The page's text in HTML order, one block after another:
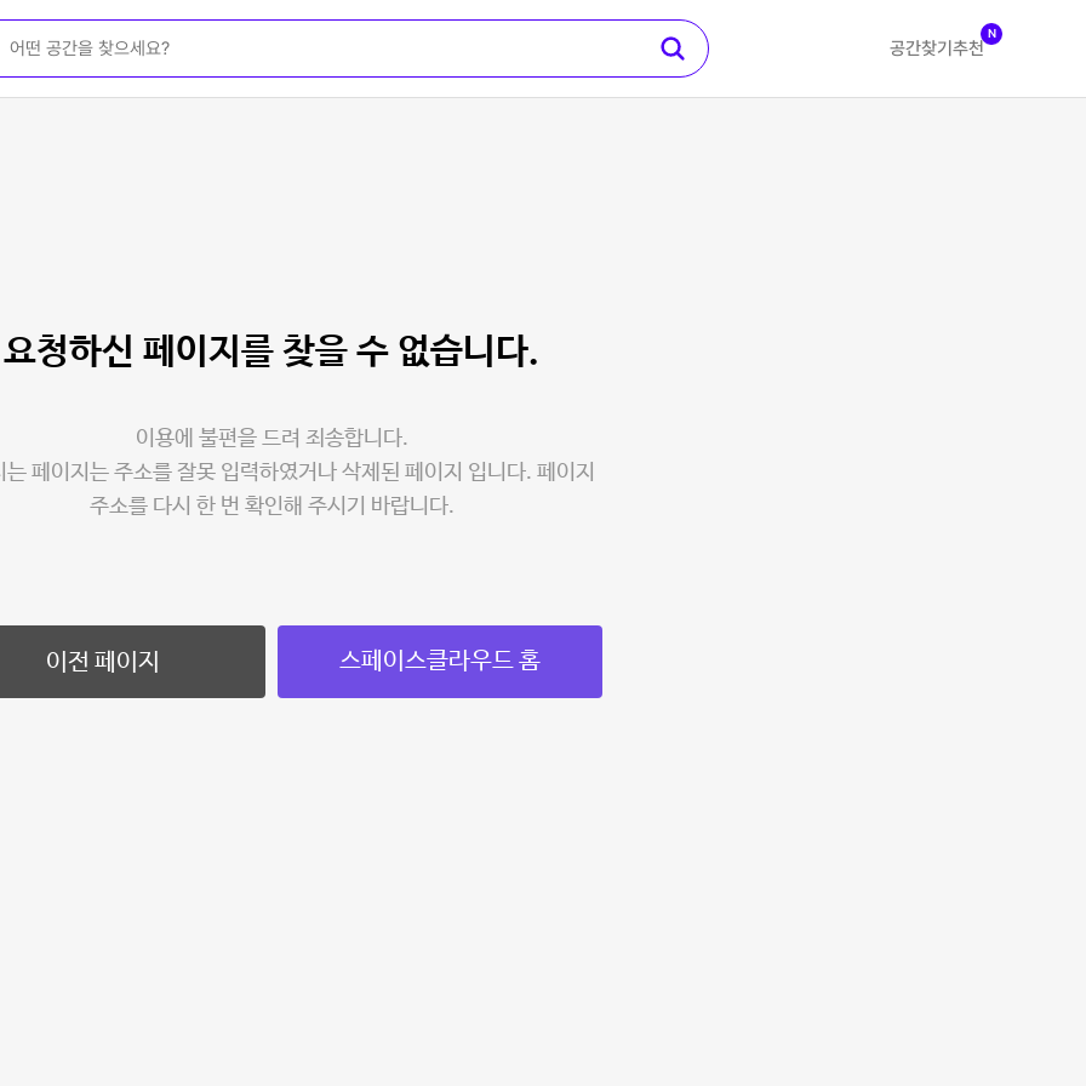
공간찾기 추천
N
요청하신 페이지를 찾을 수 없습니다.
이용에 불편을 드려 죄송합니다.
는 페이지는 주소를 잘못 입력하였거나 삭제된 페이지 입니다. 페이지
주소를 다시 한 번 확인해 주시기 바랍니다.
이전 페이지 스페이스클라우드 홈